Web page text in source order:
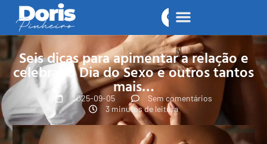
Seis dicas para apimentar a relação e
celebrar o Dia do Sexo e outros tantos
mais…
2025-09-05
Sem comentários
3 minutos de leitura